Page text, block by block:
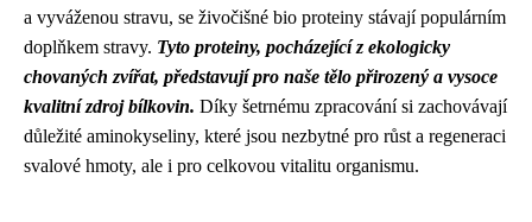
a vyváženou stravu, se živočišné bio proteiny stávají populárním
doplňkem stravy. Tyto proteiny, pocházející z ekologicky
chovaných zvířat, představují pro naše tělo přirozený a vysoce
kvalitní zdroj bílkovin. Díky šetrnému zpracování si zachovávají
důležité aminokyseliny, které jsou nezbytné pro růst a regeneraci
svalové hmoty, ale i pro celkovou vitalitu organismu.